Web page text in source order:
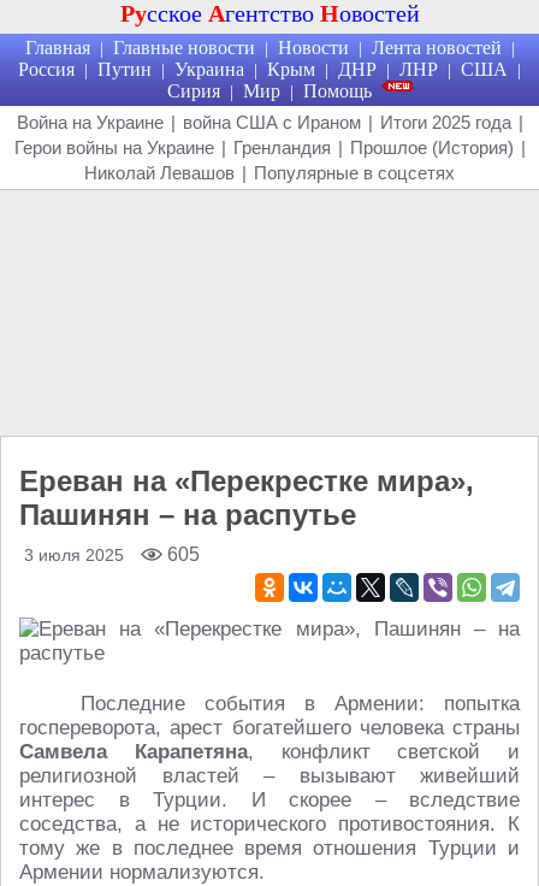
Русское Агентство Новостей
Главная | Главные новости | Новости | Лента новостей |
Россия | Путин | Украина | Крым | ДНР | ЛНР | США |
Сирия | Мир | Помощь
Война на Украине | война США с Ираном | Итоги 2025 года |
Герои войны на Украине | Гренландия | Прошлое (История) |
Николай Левашов | Популярные в соцсетях
Ереван на «Перекрестке мира»,
Пашинян – на распутье
3 июля 2025 605
Последние события в Армении: попытка
госпереворота, арест богатейшего человека страны
Самвела Карапетяна, конфликт светской и
религиозной властей – вызывают живейший
интерес в Турции. И скорее – вследствие
соседства, а не исторического противостояния. К
тому же в последнее время отношения Турции и
Армении нормализуются.